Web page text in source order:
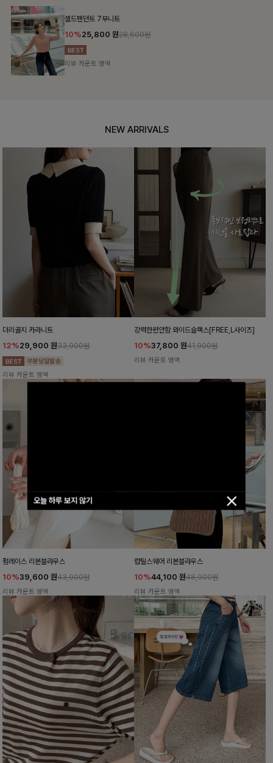
오늘 하루 보지 않기
셀드펜던트 7부니트
10%25,800 원28,600원
리뷰 카운트 영역
NEW ARRIVALS
더리골지 카라니트
12%29,900 원33,900원
리뷰 카운트 영역
강력한편안함 와이드슬랙스[FREE,L사이즈]
10%37,800 원41,900원
리뷰 카운트 영역
펌레이스 리본블라우스
10%39,600 원43,900원
리뷰 카운트 영역
럽틸스퀘어 리본블라우스
10%44,100 원48,900원
리뷰 카운트 영역